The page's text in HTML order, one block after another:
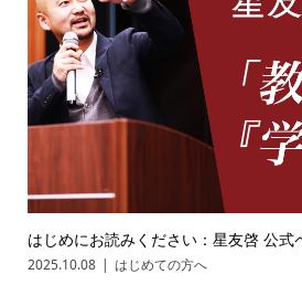
はじめにお読みください：星友啓 公式
2025.10.08 はじめての方へ